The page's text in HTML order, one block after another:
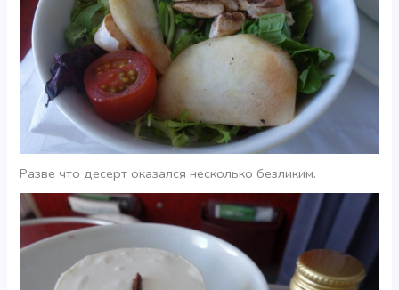
Разве что десерт оказался несколько безликим.